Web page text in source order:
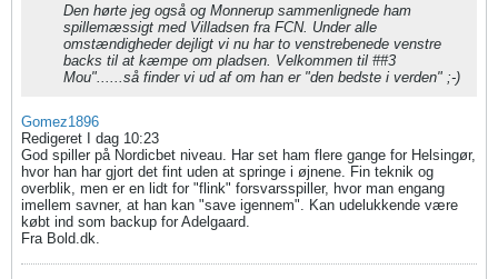
Den hørte jeg også og Monnerup sammenlignede ham
spillemæssigt med Villadsen fra FCN. Under alle
omstændigheder dejligt vi nu har to venstrebenede venstre
backs til at kæmpe om pladsen. Velkommen til ##3
Mou"......så finder vi ud af om han er "den bedste i verden" ;-)
Gomez1896
Redigeret I dag 10:23
God spiller på Nordicbet niveau. Har set ham flere gange for Helsingør,
hvor han har gjort det fint uden at springe i øjnene. Fin teknik og
overblik, men er en lidt for "flink" forsvarsspiller, hvor man engang
imellem savner, at han kan "save igennem". Kan udelukkende være
købt ind som backup for Adelgaard.​
Fra Bold.dk.